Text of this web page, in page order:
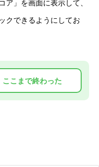
」を画面に表示して、
クできるようにしてお